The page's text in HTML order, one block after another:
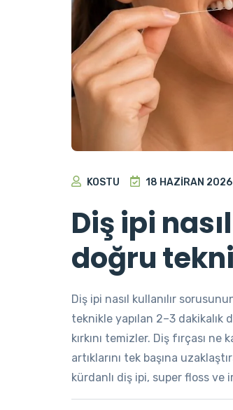
KOSTU 18 HAZIRAN 2026
Diş ipi
doğru
Diş ipi nasıl kullanılır
teknikle yapılan 2–3 dakikalık
kırkını temizler. Diş fırçası
artıklarını tek başına
kürdanlı diş ipi, super floss ve